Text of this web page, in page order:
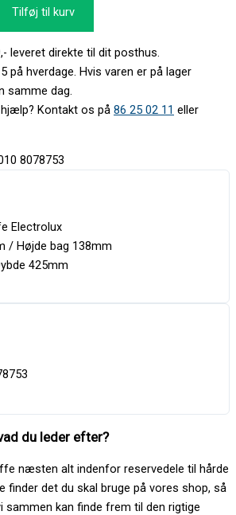
Tilføj til kurv
leveret direkte til dit posthus.
på hverdage. Hvis varen er på lager
samme dag.
Kontakt os på 86 25 02 11 eller
8078753
Electrolux
/ Højde bag 138mm
425mm
du leder efter?
næsten alt indenfor reservedele til hårde
finder det du skal bruge på vores shop, så
sammen kan finde frem til den rigtige